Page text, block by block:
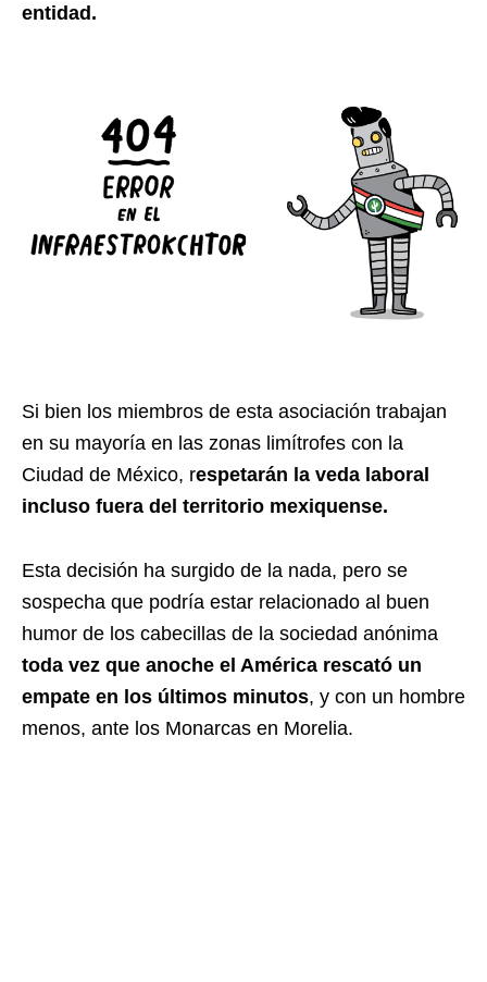
entidad.
Si bien los miembros de esta asociación trabajan
en su mayoría en las zonas limítrofes con la
Ciudad de México, respetarán la veda laboral
incluso fuera del territorio mexiquense.
Esta decisión ha surgido de la nada, pero se
sospecha que podría estar relacionado al buen
humor de los cabecillas de la sociedad anónima
toda vez que anoche el América rescató un
empate en los últimos minutos, y con un hombre
menos, ante los Monarcas en Morelia.